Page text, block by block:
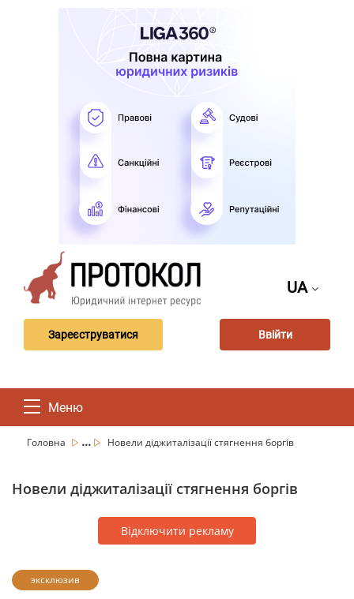
UA
Зареєструватися Ввійти
Меню
Головна ... Новели діджиталізації стягнення боргів
Новели діджиталізації стягнення боргів
Відключити рекламу
эксклюзив